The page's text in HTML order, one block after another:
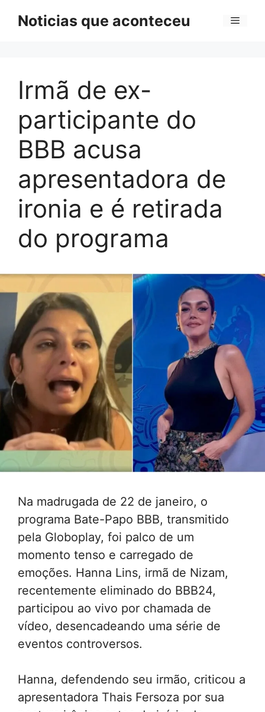
Noticias que aconteceu Menu
Irmã de ex-
participante do
BBB acusa
apresentadora de
ironia e é retirada
do programa
Na madrugada de 22 de janeiro, o
programa Bate-Papo BBB, transmitido
pela Globoplay, foi palco de um
momento tenso e carregado de
emoções. Hanna Lins, irmã de Nizam,
recentemente eliminado do BBB24,
participou ao vivo por chamada de
vídeo, desencadeando uma série de
eventos controversos.
Hanna, defendendo seu irmão, criticou a
apresentadora Thais Fersoza por sua